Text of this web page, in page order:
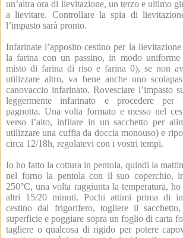
un’altra ora di lievitazione, un terzo e ultimo
a lievitare. Controllare la spia di
l’impasto sarà pronto.
Infarinate l’apposito cestino per la
la farina con un passino, in modo
misto di farina di riso e farina 0), se non
utilizzare altro, va bene anche uno
canovaccio infarinato. Rovesciare l’impasto
leggermente infarinato e procedere per
pagnotta. Una volta formato e messo nel
verso l’alto, infilare in un sacchetto per
utilizzare una cuffia da doccia monouso) e
circa 12/18h, regolatevi con i vostri tempi.
Io ho fatto la cottura in pentola, quindi la
nel forno la pentola con il suo coperchio,
250°C, una volta raggiunta la temperatura,
altri 15/20 minuti. Pochi attimi prima di
cestino dal frigorifero, togliere il
superficie e poggiare sopra un foglio di carta
tagliere o qualcosa di rigido per potere